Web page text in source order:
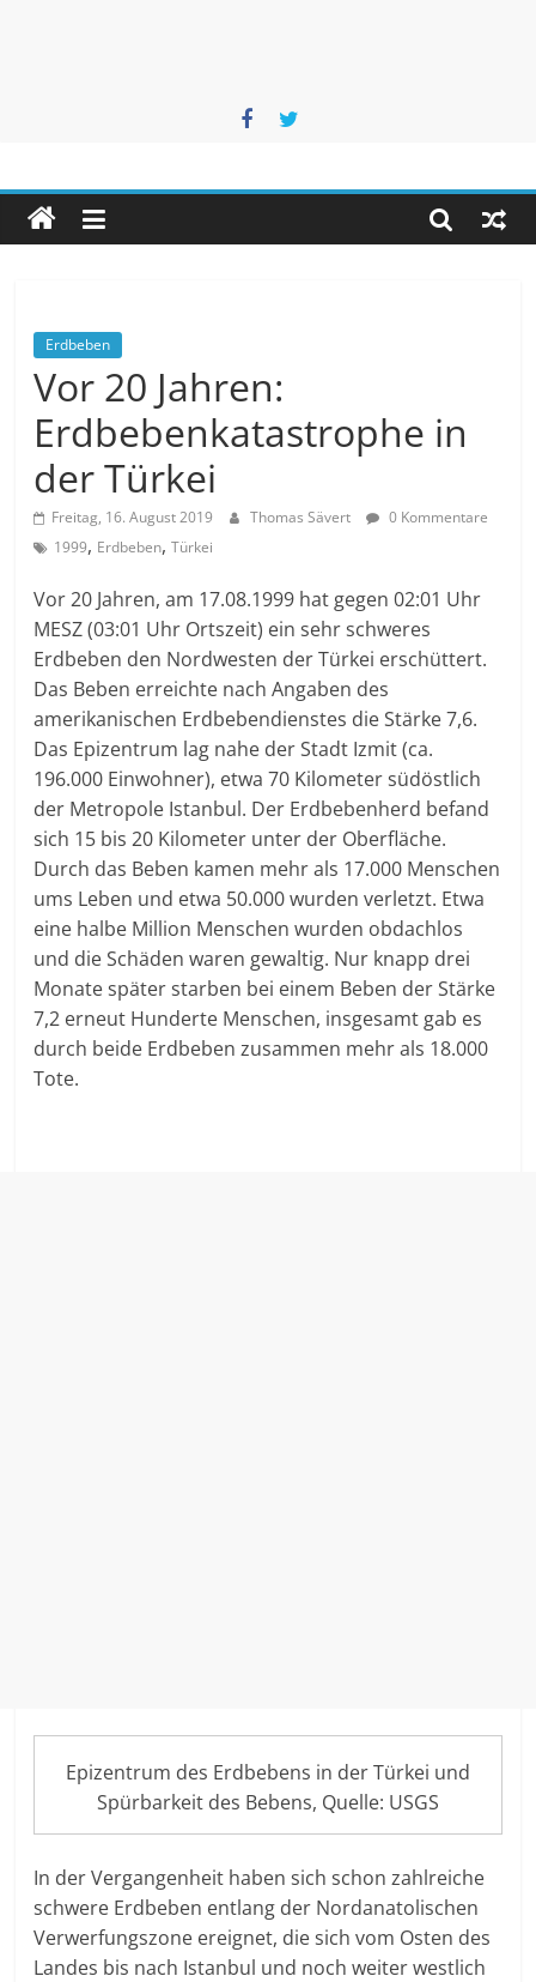
Unwetteragentur
powered
Erdbeben
Vor 20 Jahren:
Erdbebenkatastrophe in
der Türkei
Freitag, 16. August 2019 Thomas Sävert
0 Kommentare
1999, Erdbeben,Türkei
Vor 20 Jahren, am 17.08.1999 hat gegen 02:01 Uhr
MESZ (03:01 Uhr Ortszeit) ein sehr schweres
Erdbeben den Nordwesten der Türkei erschüttert.
Das Beben erreichte nach Angaben des
amerikanischen Erdbebendienstes die Stärke 7,6.
Das Epizentrum lag nahe der Stadt Izmit (ca.
196.000 Einwohner), etwa 70 Kilometer südöstlich
der Metropole Istanbul. Der Erdbebenherd befand
sich 15 bis 20 Kilometer unter der Oberfläche.
Durch das Beben kamen mehr als 17.000 Menschen
ums Leben und etwa 50.000 wurden verletzt. Etwa
eine halbe Million Menschen wurden obdachlos
und die Schäden waren gewaltig. Nur knapp drei
Monate später starben bei einem Beben der Stärke
7,2 erneut Hunderte Menschen, insgesamt gab es
durch beide Erdbeben zusammen mehr als 18.000
Tote.
Epizentrum des Erdbebens in der Türkei und
Spürbarkeit des Bebens, Quelle: USGS
In der Vergangenheit haben sich schon zahlreiche
schwere Erdbeben entlang der Nordanatolischen
Verwerfungszone ereignet, die sich vom Osten des
Landes bis nach Istanbul und noch weiter westlich